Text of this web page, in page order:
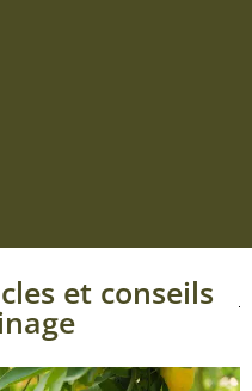
et conseils